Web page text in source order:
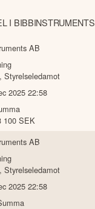
I BIBBINSTRUMENTS
AB
,Styrelseledamot
2025 22:58
100 SEK
AB
,Styrelseledamot
2025 22:58